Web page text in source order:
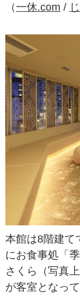
（一休.com /
本館は8階建て
にお食事処「
さくら（写真
が客室となって